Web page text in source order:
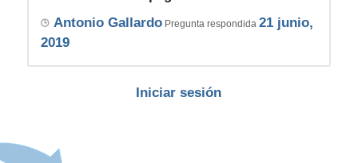
Antonio GallardoPregunta respondida 21 junio,
2019
Iniciar sesión